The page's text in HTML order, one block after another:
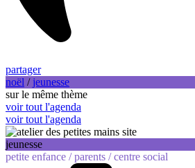
partager
noël / jeunesse
sur le même thème
voir tout l'agenda
voir tout l'agenda
jeunesse
petite enfance /parents /centre social